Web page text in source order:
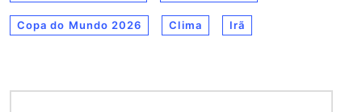
Copa do Mundo 2026 Clima Irã